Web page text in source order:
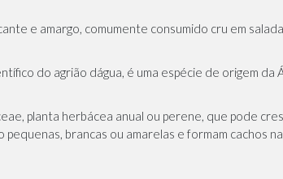
e amargo, comumente consumido cru em
do agrião dágua, é uma espécie de origem
planta herbácea anual ou perene, que pode
brancas ou amarelas e formam cachos